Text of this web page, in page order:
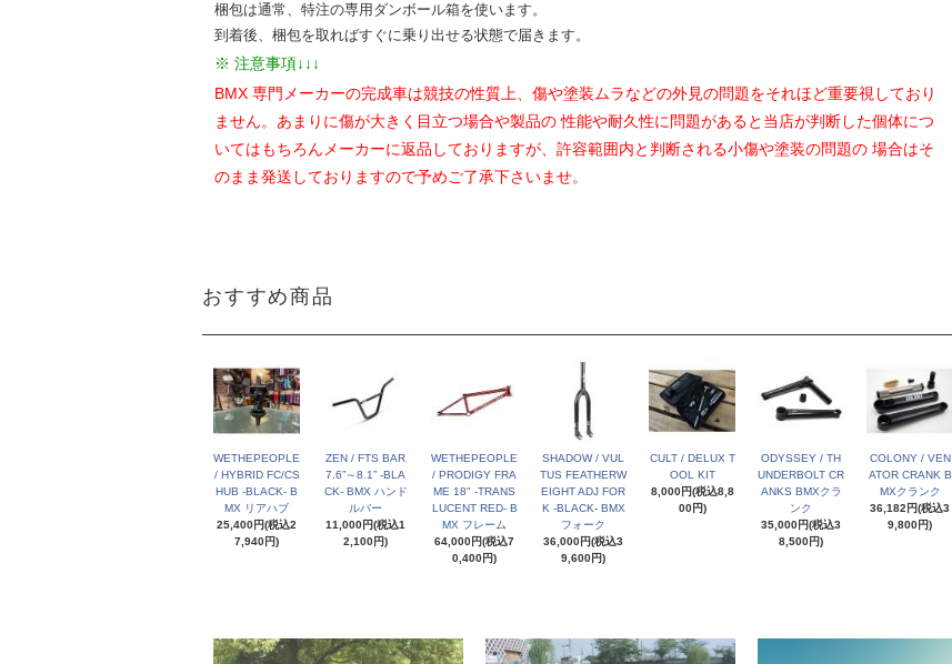
梱包は通常、特注の専用ダンボール箱を使います。
到着後、梱包を取ればすぐに乗り出せる状態で届きます。
※ 注意事項↓↓↓
BMX 専門メーカーの完成車は競技の性質上、傷や塗装ムラなどの外見の問題をそれほど重要視しており
ません。あまりに傷が大きく目立つ場合や製品の 性能や耐久性に問題があると当店が判断した個体につ
いてはもちろんメーカーに返品しておりますが、許容範囲内と判断される小傷や塗装の問題の 場合はそ
のまま発送しておりますので予めご了承下さいませ。
おすすめ商品
WETHEPEOPLE
/ HYBRID FC/CS
HUB -BLACK- B
MX リアハブ
25,400円(税込2
7,940円)
ZEN / FTS BAR
7.6”～8.1” -BLA
CK- BMX ハンド
ルバー
11,000円(税込1
2,100円)
WETHEPEOPLE
/ PRODIGY FRA
ME 18" -TRANS
LUCENT RED- B
MX フレーム
64,000円(税込7
0,400円)
SHADOW / VUL
TUS FEATHERW
EIGHT ADJ FOR
K -BLACK- BMX
フォーク
36,000円(税込3
9,600円)
CULT / DELUX T
OOL KIT
8,000円(税込8,8
00円)
ODYSSEY / TH
UNDERBOLT CR
ANKS BMXクラ
ンク
35,000円(税込3
8,500円)
COLONY / VEN
ATOR CRANK B
MXクランク
36,182円(税込3
9,800円)